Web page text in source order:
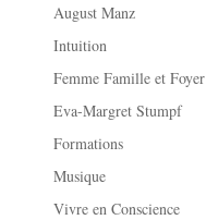
August Manz
Intuition
Femme Famille et Foyer
Eva-Margret Stumpf
Formations
Musique
Vivre en Conscience